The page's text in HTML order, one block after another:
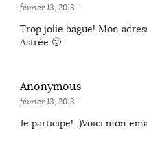
février 13, 2013 ·
Trop jolie bague! Mon
Astrée 🙂
Anonymous
février 13, 2013 ·
Je participe! ;)Voici mon